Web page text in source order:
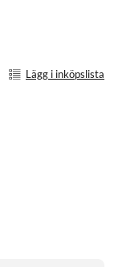
Lägg i inköpslista